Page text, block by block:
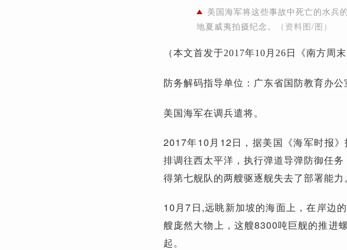
美国海军将这些事故中死亡的水兵
地夏威夷拍摄纪念。
（资料图/图）
（本文首发于2017年10月26日《南方周末
防务解码指导单位：广东省国防教育办公
美国海军在调兵遣将。
2017年10月12日，据美国《海军时报
排调往西太平洋，执行弹道导弹防御任
得第七舰队的两艘驱逐舰失去了部署能力。
10月7日,远眺新加坡的海面上，在岸边
艘庞然大物上，这艘8300吨巨舰的推进
起。